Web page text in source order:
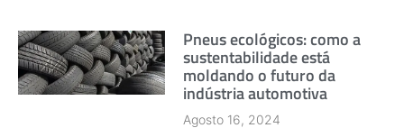
Pneus ecológicos: como a
sustentabilidade está
moldando o futuro da
indústria automotiva
Agosto 16, 2024